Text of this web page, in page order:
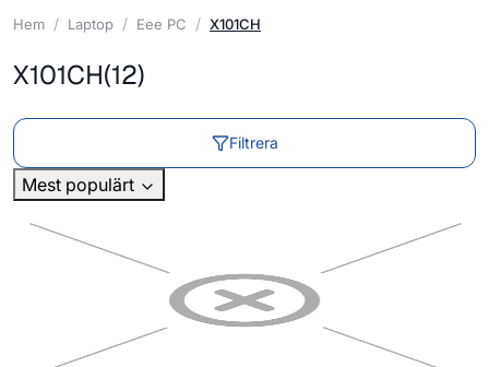
Hem Laptop Eee PC X101CH
X101CH(12)
Filtrera
Mest populärt